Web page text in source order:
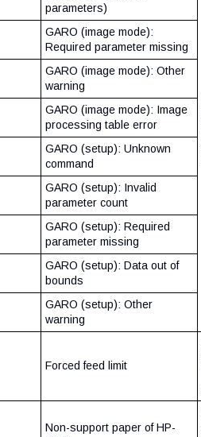
parameters)
GARO (image mode):
Required parameter missing
GARO (image mode): Other
warning
GARO (image mode): Image
processing table error
GARO (setup): Unknown
command
GARO (setup): Invalid
parameter count
GARO (setup): Required
parameter missing
GARO (setup): Data out of
bounds
GARO (setup): Other
warning
Forced feed limit
Non-support paper of HP-